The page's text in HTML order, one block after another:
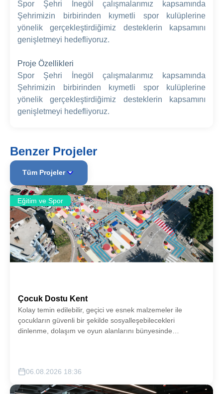
Spor Şehri İnegöl çalışmalarımız kapsamında
Şehrimizin birbirinden kıymetli spor kulüplerine
yönelik gerçekleştirdiğimiz desteklerin kapsamını
genişletmeyi hedefliyoruz.
Proje Özellikleri
Spor Şehri İnegöl çalışmalarımız kapsamında
Şehrimizin birbirinden kıymetli spor kulüplerine
yönelik gerçekleştirdiğimiz desteklerin kapsamını
genişletmeyi hedefliyoruz.
Benzer Projeler
Tüm Projeler
Eğitim ve Spor
Çocuk Dostu Kent
Kolay temin edilebilir, geçici ve esnek malzemeler ile
çocukların güvenli bir şekilde sosyalleşebilecekleri
dinlenme, dolaşım ve oyun alanlarını bünyesinde
06.08.2026 18:36